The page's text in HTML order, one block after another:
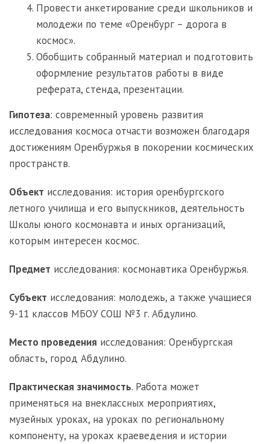
Провести анкетирование среди школьников и
молодежи по теме «Оренбург – дорога в
космос».
Обобщить собранный материал и подготовить
оформление результатов работы в виде
реферата, стенда, презентации.
Гипотеза: современный уровень развития
исследования космоса отчасти возможен благодаря
достижениям Оренбуржья в покорении космических
пространств.
Объект исследования: история оренбургского
летного училища и его выпускников, деятельность
Школы юного космонавта и иных организаций,
которым интересен космос.
Предмет исследования: космонавтика Оренбуржья.
Субъект исследования: молодежь, а также учащиеся
9-11 классов МБОУ СОШ №3 г. Абдулино.
Место проведения исследования: Оренбургская
область, город Абдулино.
Практическая значимость. Работа может
применяться на внеклассных мероприятиях,
музейных уроках, на уроках по региональному
компоненту, на уроках краеведения и истории